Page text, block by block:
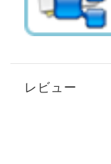
レビュー